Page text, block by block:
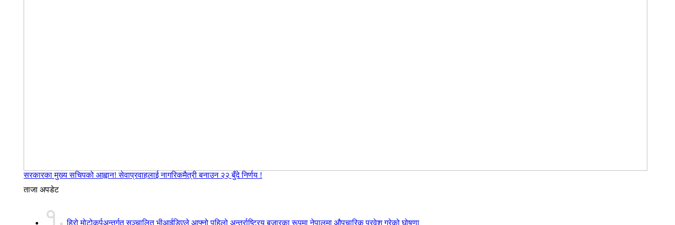
सरकारका मुख्य सचिपको आह्वान! सेवाप्रवाहलाई नागरिकमैत्री बनाउन २२ बुँदे निर्णय !
ताजा अपडेट
१. हिरो मोटोकर्पअन्तर्गत सञ्चालित भीआईडिएले आफ्नो पहिलो अन्तर्राष्ट्रिय बजारका रूपमा नेपालमा औपचारिक प्रवेश गरेको घोषणा